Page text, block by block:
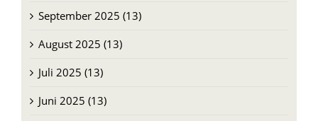
September 2025 (13)
August 2025 (13)
Juli 2025 (13)
Juni 2025 (13)